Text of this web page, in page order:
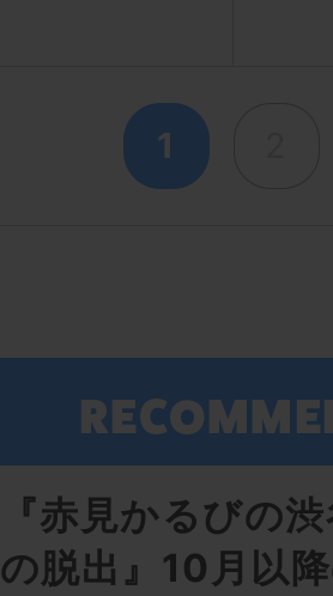
1
『赤見かるびの
の脱出』10月以